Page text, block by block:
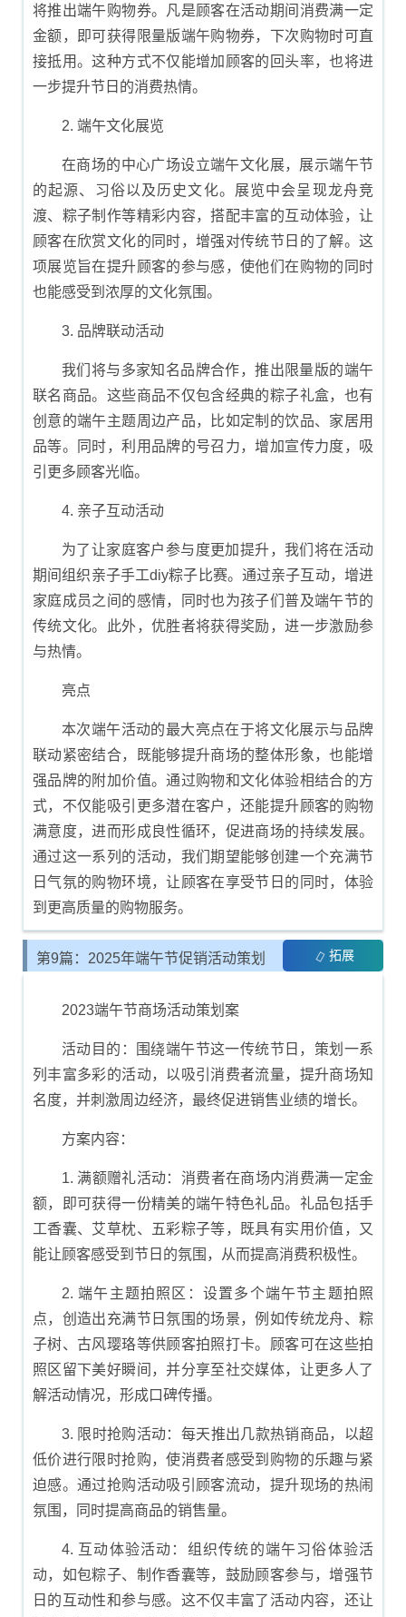
将推出端午购物券。凡是顾客在活动期间消费满一定
金额，即可获得限量版端午购物券，下次购物时可直
接抵用。这种方式不仅能增加顾客的回头率，也将进
一步提升节日的消费热情。
2. 端午文化展览
在商场的中心广场设立端午文化展，展示端午节
的起源、习俗以及历史文化。展览中会呈现龙舟竞
渡、粽子制作等精彩内容，搭配丰富的互动体验，让
顾客在欣赏文化的同时，增强对传统节日的了解。这
项展览旨在提升顾客的参与感，使他们在购物的同时
也能感受到浓厚的文化氛围。
3. 品牌联动活动
我们将与多家知名品牌合作，推出限量版的端午
联名商品。这些商品不仅包含经典的粽子礼盒，也有
创意的端午主题周边产品，比如定制的饮品、家居用
品等。同时，利用品牌的号召力，增加宣传力度，吸
引更多顾客光临。
4. 亲子互动活动
为了让家庭客户参与度更加提升，我们将在活动
期间组织亲子手工diy粽子比赛。通过亲子互动，增进
家庭成员之间的感情，同时也为孩子们普及端午节的
传统文化。此外，优胜者将获得奖励，进一步激励参
与热情。
亮点
本次端午活动的最大亮点在于将文化展示与品牌
联动紧密结合，既能够提升商场的整体形象，也能增
强品牌的附加价值。通过购物和文化体验相结合的方
式，不仅能吸引更多潜在客户，还能提升顾客的购物
满意度，进而形成良性循环，促进商场的持续发展。
通过这一系列的活动，我们期望能够创建一个充满节
日气氛的购物环境，让顾客在享受节日的同时，体验
到更高质量的购物服务。
第9篇：2025年端午节促销活动策划 拓展
2023端午节商场活动策划案
活动目的：围绕端午节这一传统节日，策划一系
列丰富多彩的活动，以吸引消费者流量，提升商场知
名度，并刺激周边经济，最终促进销售业绩的增长。
方案内容：
1. 满额赠礼活动：消费者在商场内消费满一定金
额，即可获得一份精美的端午特色礼品。礼品包括手
工香囊、艾草枕、五彩粽子等，既具有实用价值，又
能让顾客感受到节日的氛围，从而提高消费积极性。
2. 端午主题拍照区：设置多个端午节主题拍照
点，创造出充满节日氛围的场景，例如传统龙舟、粽
子树、古风璎珞等供顾客拍照打卡。顾客可在这些拍
照区留下美好瞬间，并分享至社交媒体，让更多人了
解活动情况，形成口碑传播。
3. 限时抢购活动：每天推出几款热销商品，以超
低价进行限时抢购，使消费者感受到购物的乐趣与紧
迫感。通过抢购活动吸引顾客流动，提升现场的热闹
氛围，同时提高商品的销售量。
4. 互动体验活动：组织传统的端午习俗体验活
动，如包粽子、制作香囊等，鼓励顾客参与，增强节
日的互动性和参与感。这不仅丰富了活动内容，还让